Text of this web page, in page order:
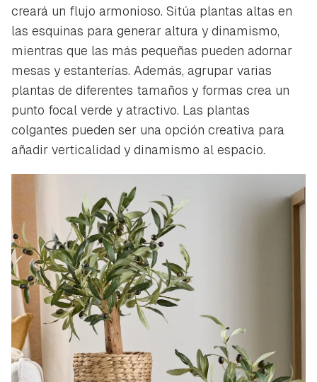
creará un flujo armonioso. Sitúa plantas altas en
las esquinas para generar altura y dinamismo,
mientras que las más pequeñas pueden adornar
mesas y estanterías. Además, agrupar varias
plantas de diferentes tamaños y formas crea un
punto focal verde y atractivo. Las plantas
colgantes pueden ser una opción creativa para
añadir verticalidad y dinamismo al espacio.